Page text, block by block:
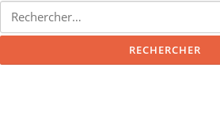
Rechercher :